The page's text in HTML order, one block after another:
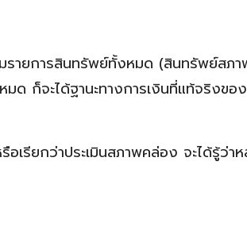
มรายการสินทรัพย์ทั้งหมด (สินทรัพย์สภ
ก็จะได้ฐานะทางการเงินที่แท้จริงขอ
อเรียกว่าประเมินสภาพคล่อง จะได้รู้ว่า